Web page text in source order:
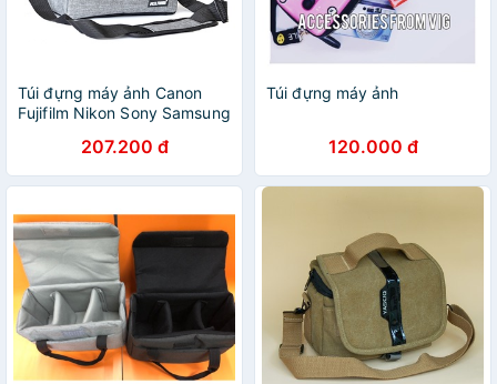
Túi đựng máy ảnh Canon
Fujifilm Nikon Sony Samsung
máy quay phim Woflgang
207.200 đ
Túi đựng máy ảnh
120.000 đ